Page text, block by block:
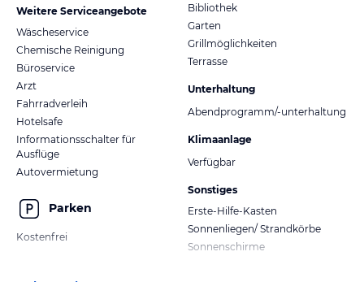
Weitere Serviceangebote
Wäscheservice
Chemische Reinigung
Büroservice
Arzt
Fahrradverleih
Hotelsafe
Informationsschalter für
Ausflüge
Autovermietung
Parken
Kostenfrei
Bibliothek
Garten
Grillmöglichkeiten
Terrasse
Unterhaltung
Abendprogramm/-unterhaltung
Klimaanlage
Verfügbar
Sonstiges
Erste-Hilfe-Kasten
Sonnenliegen/ Strandkörbe
Sonnenschirme